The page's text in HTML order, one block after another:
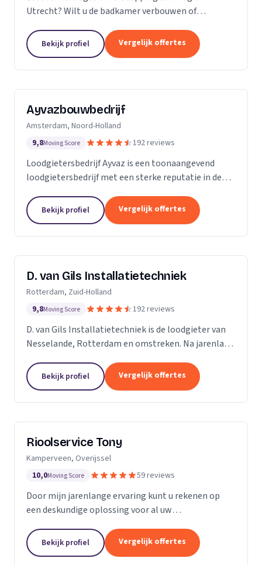
Utrecht? Wilt u de badkamer verbouwen of
Utrecht voor u klaar! Bij ons kunt u terecht voor
oprecht advies,...
Bekijk profiel Vergelijk offertes
Ayvazbouwbedrijf
Amsterdam, Noord-Holland
9,8Moving Score 192 reviews
Loodgietersbedrijf Ayvaz is een toonaangevend
loodgietersbedrijf met een sterke reputatie in de
met een passie voor het leveren van hoogwaardige...
Bekijk profiel Vergelijk offertes
D. van Gils Installatietechniek
Rotterdam, Zuid-Holland
9,8Moving Score 192 reviews
D. van Gils Installatietechniek is de loodgieter van
Nesselande, Rotterdam en omstreken. Na jarenlang
wilde en besloot daarom D. van Gils...
Bekijk profiel Vergelijk offertes
Rioolservice Tony
Kamperveen, Overijssel
10,0Moving Score 59 reviews
Door mijn jarenlange ervaring kunt u rekenen op
een deskundige oplossing voor al uw
verstoppingen, vervangen en/of aanpassen van uw
riolering, maar ook...
Bekijk profiel Vergelijk offertes